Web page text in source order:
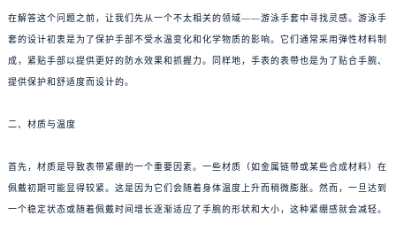
在解答这个问题之前，让我们先从一个不太相关的领域——游泳手套中寻找灵感。游泳手
套的设计初衷是为了保护手部不受水温变化和化学物质的影响。它们通常采用弹性材料制
成，紧贴手部以提供更好的防水效果和抓握力。同样地，手表的表带也是为了贴合手腕、
提供保护和舒适度而设计的。
二、材质与温度
首先，材质是导致表带紧绷的一个重要因素。一些材质（如金属链带或某些合成材料）在
佩戴初期可能显得较紧。这是因为它们会随着身体温度上升而稍微膨胀。然而，一旦达到
一个稳定状态或随着佩戴时间增长逐渐适应了手腕的形状和大小，这种紧绷感就会减轻。